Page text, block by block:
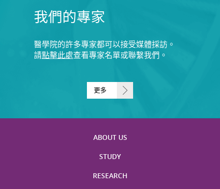
我們的專家
醫學院的許多專家都可以接受媒體採訪。
請點擊此處查看專家名單或聯繫我們。
更多
ABOUT US
STUDY
RESEARCH